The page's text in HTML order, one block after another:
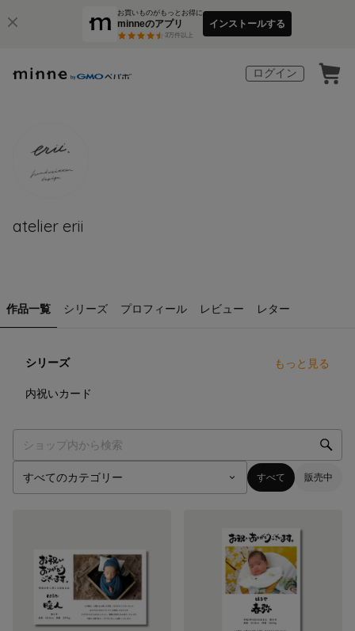
お買いものがもっとお得に
minneのアプリ
3万件以上
インストールする
ログイン
atelier erii
作品一覧 シリーズ プロフィール レビュー レター
シリーズ もっと見る
内祝いカード
すべて 販売中